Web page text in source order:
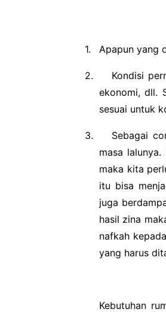
1. Apapun yang
2.
Kondisi
ekonomi, dll.
sesuai untuk
3.
Sebagai
masa
maka kita
itu bisa
juga
hasil zina
nafkah
yang harus
Kebutuhan